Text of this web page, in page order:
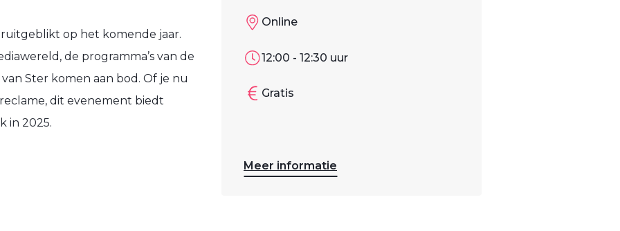
Online
12:00 - 12:30 uur
Gratis
Meer informatie
op het komende jaar.
de programma’s van de
Ster komen aan bod. Of je nu
dit evenement biedt
in 2025.